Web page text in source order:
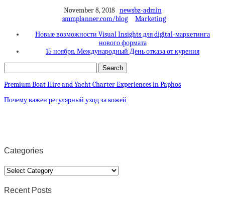
November 8, 2018 newsbz-admin
smmplanner.com/blog
Marketing
Новые возможности Visual Insights для digital-маркетинга
нового формата
15 ноября. Международный День отказа от курения
Premium Boat Hire and Yacht Charter Experiences in Paphos
Почему важен регулярный уход за кожей
Categories
Categories
Recent Posts